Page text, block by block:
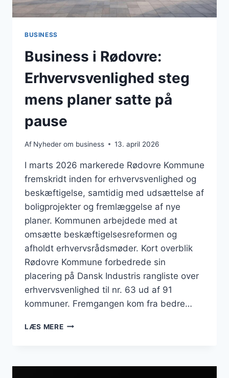
BUSINESS
Business i Rødovre:
Erhvervsvenlighed steg
mens planer satte på
pause
Af Nyheder om business 13. april 2026
I marts 2026 markerede Rødovre Kommune
fremskridt inden for erhvervsvenlighed og
beskæftigelse, samtidig med udsættelse af
boligprojekter og fremlæggelse af nye
planer. Kommunen arbejdede med at
omsætte beskæftigelsesreformen og
afholdt erhvervsrådsmøder. Kort overblik
Rødovre Kommune forbedrede sin
placering på Dansk Industris rangliste over
erhvervsvenlighed til nr. 63 ud af 91
kommuner. Fremgangen kom fra bedre…
LÆS MEREBUSINESS
STEG